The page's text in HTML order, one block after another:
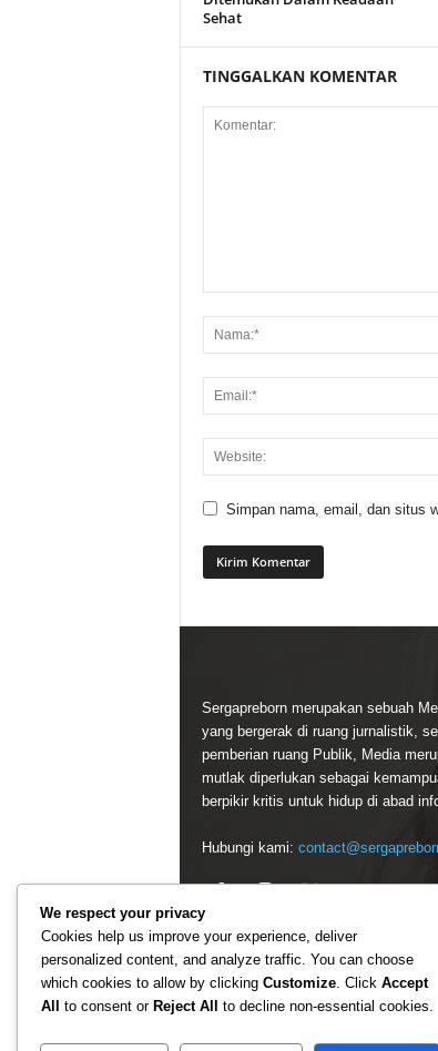
Sehat
TINGGALKAN KOMENTAR
Simpan nama, email, dan situs
Sergapreborn merupakan sebuah
yang bergerak di ruang jurnalistik,
pemberian ruang Publik, Media
mutlak diperlukan sebagai
berpikir kritis untuk hidup di abad
Hubungi kami:
We respect your privacy
Cookies help us improve your experience, deliver
personalized content, and analyze traffic. You can choose
which cookies to allow by clicking Customize. Click Accept
All
to consent or Reject All to decline non-essential cookies.